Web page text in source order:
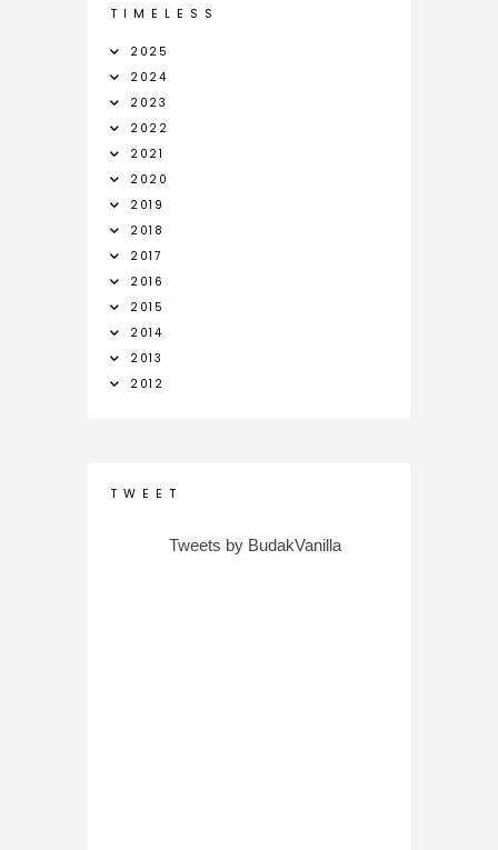
T I M E L E S S
2025
2024
2023
2022
2021
2020
2019
2018
2017
2016
2015
2014
2013
2012
T W E E T
Tweets by BudakVanilla